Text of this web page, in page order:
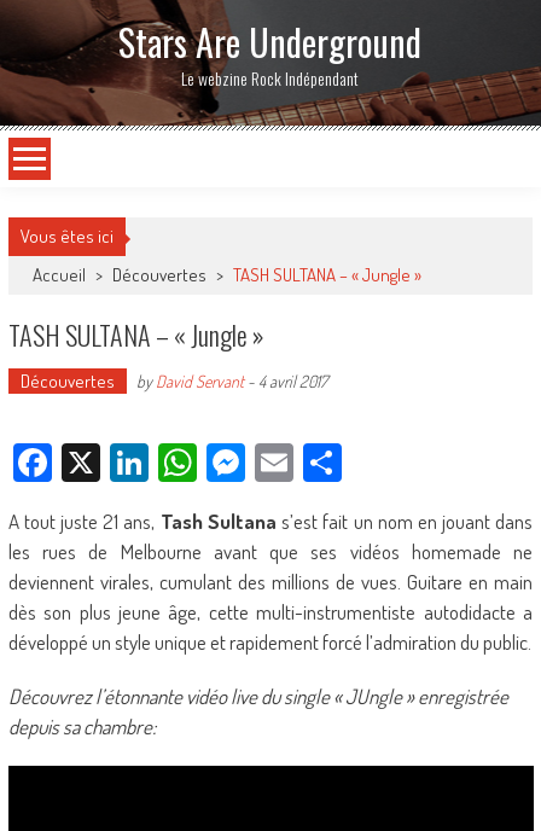
Stars Are Underground
Le webzine Rock Indépendant
Vous êtes ici
Accueil > Découvertes > TASH SULTANA – « Jungle »
TASH SULTANA – « Jungle »
Découvertes byDavid Servant- 4 avril 2017
Facebook
X LinkedIn
WhatsApp
Messenger
EmailPartager
A tout juste 21 ans, Tash Sultana s’est fait un nom en jouant dans
les rues de Melbourne avant que ses vidéos homemade ne
deviennent virales, cumulant des millions de vues. Guitare en main
dès son plus jeune âge, cette multi-instrumentiste autodidacte a
développé un style unique et rapidement forcé l’admiration du public.
Découvrez l’étonnante vidéo live du single « JUngle » enregistrée
depuis sa chambre: